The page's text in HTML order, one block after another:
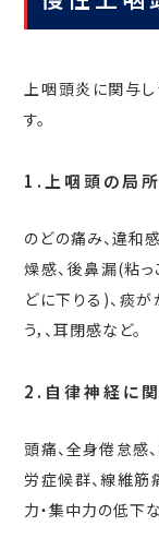
上咽頭炎に関与
す。
1.上咽頭の局
のどの痛み、違和
燥感、後鼻漏(粘
どに下りる)、痰
う，、耳閉感など。
2.自律神経に
頭痛、全身倦怠感
労症候群、線維筋
力・集中力の低下な